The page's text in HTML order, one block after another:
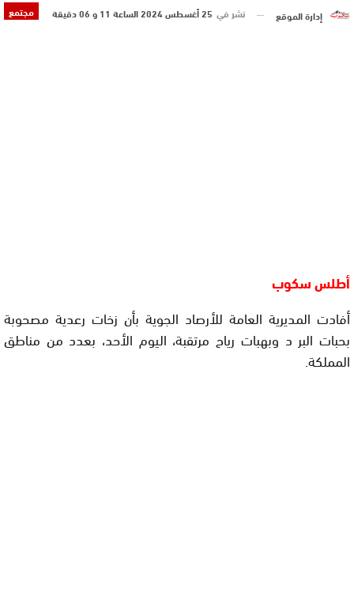
مجتمع إدارة الموقع نشر في 25 أغسطس 2024 الساعة 11 و 06 دقيقة
أطلس سكوب
أفادت المديرية العامة للأرصاد الجوية بأن زخات رعدية مصحوبة
بحبات البر د وبهبات رياح مرتقبة، اليوم الأحد، بعدد من مناطق
المملكة.